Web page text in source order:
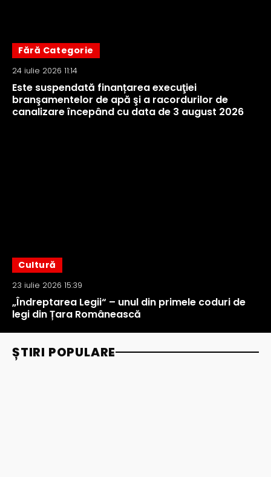
Fără Categorie
24 iulie 2026 11:14
Este suspendată finanțarea execuţiei
branşamentelor de apă şi a racordurilor de
canalizare începând cu data de 3 august 2026
Cultură
23 iulie 2026 15:39
„Îndreptarea Legii“ – unul din primele coduri de
legi din Țara Românească
ȘTIRI POPULARE